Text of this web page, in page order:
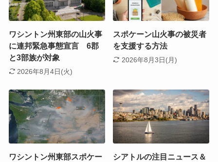
ワシントン州東部の山火事
に連邦緊急事態宣言 6郡
と3部族が対象
2026年8月4日(火)
スポケーン山火事の被災者
を支援する方法
2026年8月3日(月)
ワシントン州東部スポケー
シアトルの注目ニュース＆